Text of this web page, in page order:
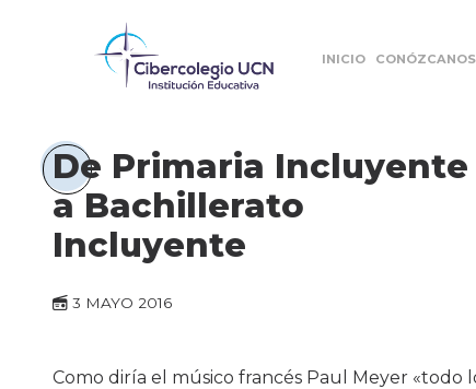
INICIO CONÓZCANOS
De Primaria Incluyente
a Bachillerato
Incluyente
3 MAYO 2016
Como diría el músico francés Paul Meyer